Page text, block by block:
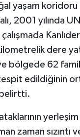
yaşam koridoru
2001 yılında
çalışmada
dere
bölgede 62
edildiğinin
zaman sızıntı